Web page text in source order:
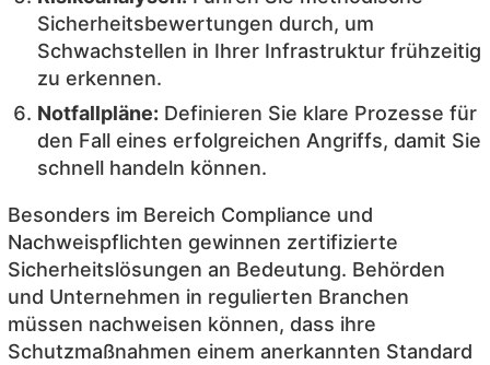
Sicherheitsbewertungen durch, um
Schwachstellen in Ihrer Infrastruktur frühzeitig
zu erkennen.
Notfallpläne: Definieren Sie klare Prozesse für
den Fall eines erfolgreichen Angriffs, damit Sie
schnell handeln können.
Besonders im Bereich Compliance und
Nachweispflichten gewinnen zertifizierte
Sicherheitslösungen an Bedeutung. Behörden
und Unternehmen in regulierten Branchen
müssen nachweisen können, dass ihre
Schutzmaßnahmen einem anerkannten Standard